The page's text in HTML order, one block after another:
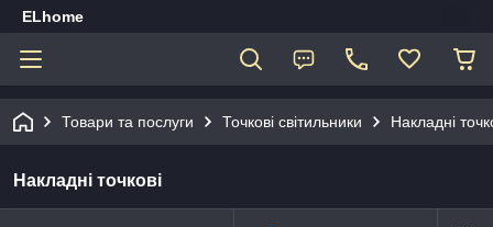
ELhome
Товари та послуги Точкові світильники Накладні
Накладні точкові